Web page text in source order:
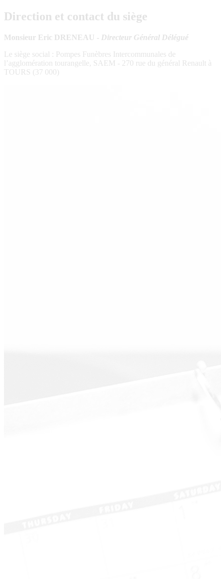
Direction et contact du siège
Monsieur Eric DRENEAU - Directeur Général Délégué
Le siège social : Pompes Funèbres Intercommunales de
l’agglomération tourangelle, SAEM - 270 rue du général Renault à
TOURS (37 000)